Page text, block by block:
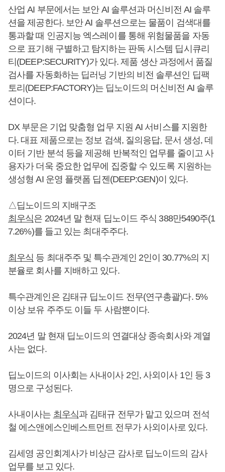
산업 AI 부문에서는 보안 AI 솔루션과 머신비전 AI 솔루
션을 제공한다. 보안 AI 솔루션으로는 물품이 검색대를
통과할 때 인공지능 엑스레이를 통해 위험물품을 자동
으로 표기해 구별하고 탐지하는 판독 시스템 딥시큐리
티(DEEP:SECURITY)가 있다. 제품 생산 과정에서 품질
검사를 자동화하는 딥러닝 기반의 비전 솔루션인 딥팩
토리(DEEP:FACTORY)는 딥노이드의 머신비전 AI 솔루
션이다.
DX 부문은 기업 맞춤형 업무 지원 AI 서비스를 지원한
다. 대표 제품으로는 정보 검색, 질의응답, 문서 생성, 데
이터 기반 분석 등을 제공해 반복적인 업무를 줄이고 사
용자가 더욱 중요한 업무에 집중할 수 있도록 지원하는
생성형 AI 운영 플랫폼 딥젠(DEEP:GEN)이 있다.
△딥노이드의 지배구조
최우식은 2024년 말 현재 딥노이드 주식 388만5490주(1
7.26%)를 들고 있는 최대주주다.
최우식 등 최대주주 및 특수관계인 2인이 30.77%의 지
분율로 회사를 지배하고 있다.
특수관계인은 김태규 딥노이드 전무(연구총괄)다. 5%
이상 보유 주주도 이들 두 사람뿐이다.
2024년 말 현재 딥노이드의 연결대상 종속회사와 계열
사는 없다.
딥노이드의 이사회는 사내이사 2인, 사외이사 1인 등 3
명으로 구성된다.
사내이사는 최우식과 김태규 전무가 맡고 있으며 전석
철 에스앤에스인베스트먼트 전무가 사외이사로 있다.
김세영 공인회계사가 비상근 감사로 딥노이드의 감사
업무를 보고 있다.